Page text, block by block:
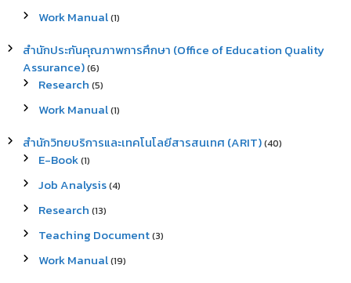
Work Manual(1)
สำนักประกันคุณภาพการศึกษา (Office of Education Quality
Assurance)(6)
Research (5)
Work Manual(1)
สำนักวิทยบริการและเทคโนโลยีสารสนเทศ (ARIT)(40)
E-Book(1)
Job Analysis(4)
Research (13)
Teaching Document(3)
Work Manual(19)